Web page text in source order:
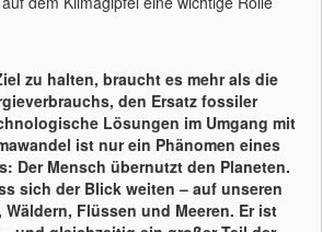
zu halten, braucht es mehr als die
den Ersatz fossiler
Lösungen im Umgang mit
ist nur ein Phänomen eines
Der Mensch übernutzt den Planeten.
sich der Blick weiten – auf unseren
Wäldern, Flüssen und Meeren. Er ist